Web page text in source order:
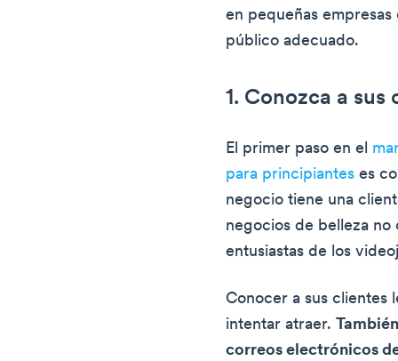
en pequeñas
público adecuado.
1. Conozca a sus
El primer paso en el
para principiantes es
negocio tiene una
negocios de belleza
entusiastas de los
Conocer a sus clientes
intentar atraer.
correos electrónicos